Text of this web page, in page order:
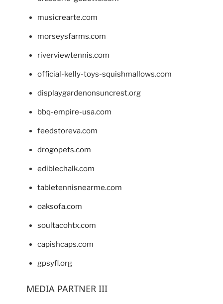
musicrearte.com
morseysfarms.com
riverviewtennis.com
official-kelly-toys-squishmallows.com
displaygardenonsuncrest.org
bbq-empire-usa.com
feedstoreva.com
drogopets.com
ediblechalk.com
tabletennisnearme.com
oaksofa.com
soultacohtx.com
capishcaps.com
gpsyfl.org
MEDIA PARTNER III